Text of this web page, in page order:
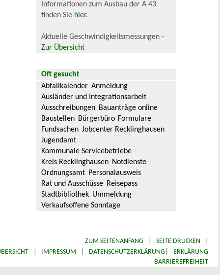
Informationen zum Ausbau der A 43
finden Sie hier.
Aktuelle Geschwindigkeitsmessungen -
Zur Übersicht
Oft gesucht
Abfallkalender Anmeldung
Ausländer und Integrationsarbeit
Ausschreibungen Bauanträge online
Baustellen Bürgerbüro Formulare
Fundsachen Jobcenter Recklinghausen
Jugendamt
Kommunale Servicebetriebe
Kreis Recklinghausen Notdienste
Ordnungsamt Personalausweis
Rat und Ausschüsse Reisepass
Stadtbibliothek Ummeldung
Verkaufsoffene Sonntage
ZUM SEITENANFANG SEITE DRUCKEN
IMPRESSUM DATENSCHUTZERKLÄRUNG|
ERKLÄRUNG
BARRIEREFREIHEIT